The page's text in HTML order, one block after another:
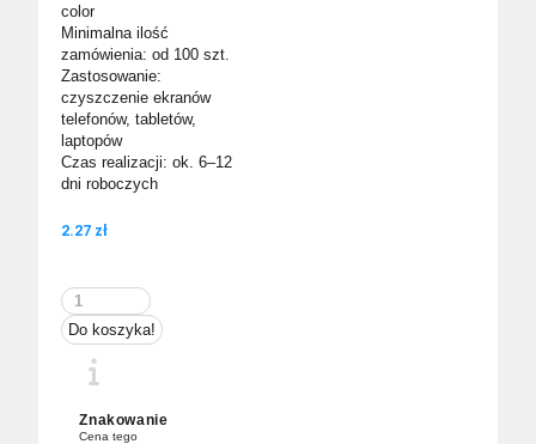
color
Minimalna ilość
zamówienia: od 100 szt.
Zastosowanie:
czyszczenie ekranów
telefonów, tabletów,
laptopów
Czas realizacji: ok. 6–12
dni roboczych
2.27 zł
Czyścik
do
telefonu
Do koszyka!
Znakowanie
Cena tego